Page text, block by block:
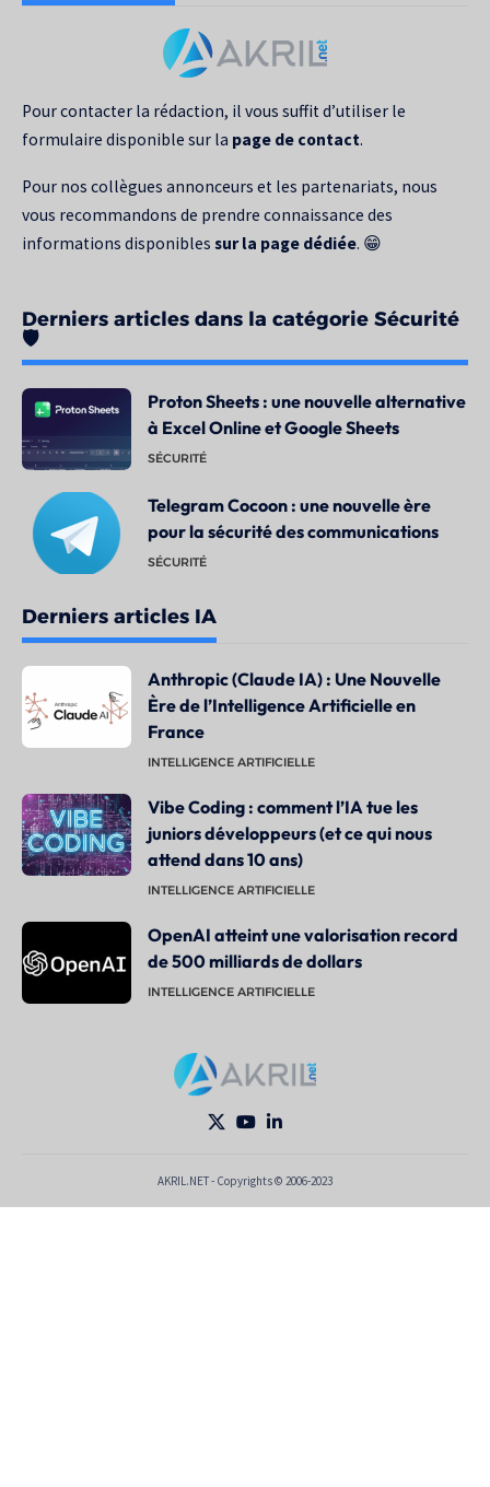
recherche
Pour contacter la rédaction, il vous suffit d’utiliser le
formulaire disponible sur la page de contact.
Pour nos collègues annonceurs et les partenariats, nous
vous recommandons de prendre connaissance des
informations disponibles sur la page dédiée. 😁
Derniers articles dans la catégorie Sécurité
🛡️
Proton Sheets : une nouvelle alternative
à Excel Online et Google Sheets
SÉCURITÉ
Telegram Cocoon : une nouvelle ère
pour la sécurité des communications
SÉCURITÉ
Derniers articles IA
Anthropic (Claude IA) : Une Nouvelle
Ère de l’Intelligence Artificielle en
France
INTELLIGENCE ARTIFICIELLE
Vibe Coding : comment l’IA tue les
juniors développeurs (et ce qui nous
attend dans 10 ans)
INTELLIGENCE ARTIFICIELLE
OpenAI atteint une valorisation record
de 500 milliards de dollars
INTELLIGENCE ARTIFICIELLE
AKRIL.NET - Copyrights © 2006-2023